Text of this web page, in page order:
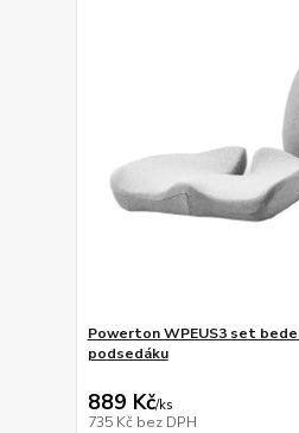
Powerton WPEUS3 set
podsedáku
889 Kč/ks
735 Kč bez DPH